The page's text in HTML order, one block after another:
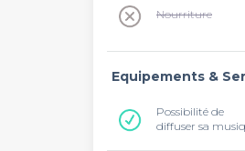
Nourriture
Equipements &
Possibilité de
diffuser sa